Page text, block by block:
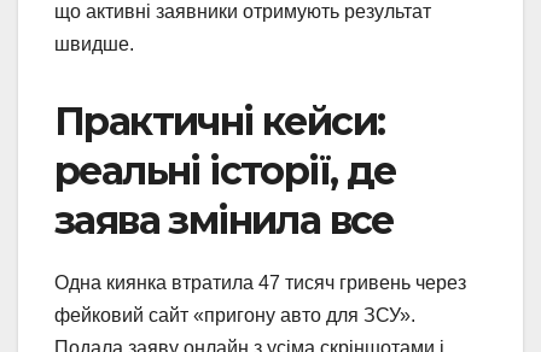
що активні заявники отримують результат
швидше.
Практичні кейси:
реальні історії, де
заява змінила все
Одна киянка втратила 47 тисяч гривень через
фейковий сайт «пригону авто для ЗСУ».
Подала заяву онлайн з усіма скріншотами і